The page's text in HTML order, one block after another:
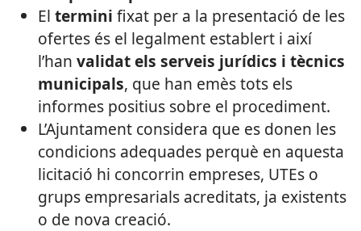
El termini fixat per a la presentació de les
ofertes és el legalment establert i així
l’han validat els serveis jurídics i tècnics
municipals, que han emès tots els
informes positius sobre el procediment.
L’Ajuntament considera que es donen les
condicions adequades perquè en aquesta
licitació hi concorrin empreses, UTEs o
grups empresarials acreditats, ja existents
o de nova creació.